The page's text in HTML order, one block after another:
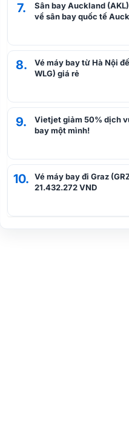
7.
Sân bay Auckland
về sân bay quốc tế
8.
Vé máy bay từ Hà Nội
WLG) giá rẻ
9.
Vietjet giảm 50% dịch
bay một mình!
10.
Vé máy bay đi Graz
21.432.272 VND